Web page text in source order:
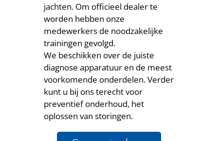
jachten. Om officieel dealer te
worden hebben onze
medewerkers de noodzakelijke
trainingen gevolgd.
We beschikken over de juiste
diagnose apparatuur en de meest
voorkomende onderdelen. Verder
kunt u bij ons terecht voor
preventief onderhoud, het
oplossen van storingen.